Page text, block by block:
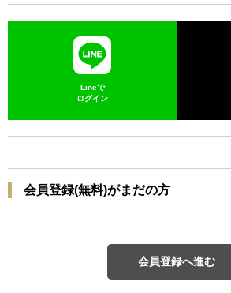
Lineで
ログイン
会員登録(無料)がまだの方
会員登録へ進む